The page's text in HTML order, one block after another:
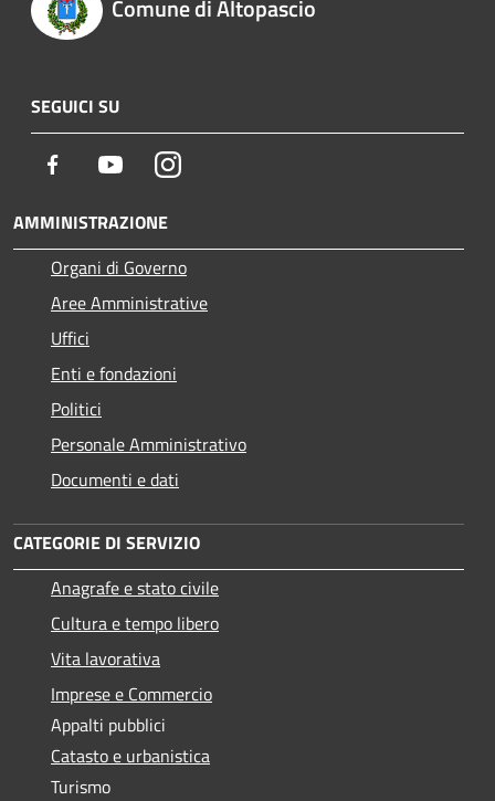
Comune di Altopascio
SEGUICI SU
Facebook YoutubeInstagram
AMMINISTRAZIONE
Organi di Governo
Aree Amministrative
Uffici
Enti e fondazioni
Politici
Personale Amministrativo
Documenti e dati
CATEGORIE DI SERVIZIO
Anagrafe e stato civile
Cultura e tempo libero
Vita lavorativa
Imprese e Commercio
Appalti pubblici
Catasto e urbanistica
Turismo